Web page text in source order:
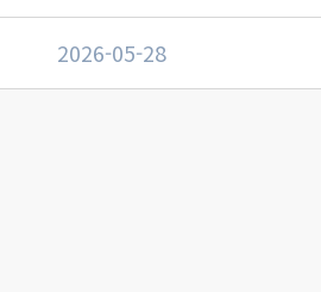
2026-05-28